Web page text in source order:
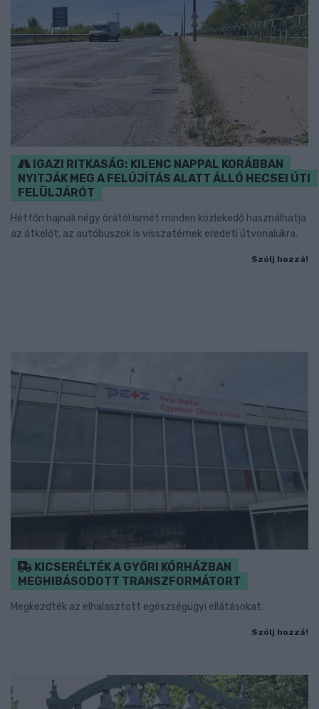
IGAZI RITKASÁG: KILENC NAPPAL KORÁBBAN
NYITJÁK MEG A FELÚJÍTÁS ALATT ÁLLÓ HECSEI ÚTI
FELÜLJÁRÓT
Hétfőn hajnali négy órától ismét minden közlekedő használhatja
az átkelőt, az autóbuszok is visszatérnek eredeti útvonalukra.
Szólj hozzá!
KICSERÉLTÉK A GYŐRI KÓRHÁZBAN
MEGHIBÁSODOTT TRANSZFORMÁTORT
Megkezdték az elhalasztott egészségügyi ellátásokat.
Szólj hozzá!